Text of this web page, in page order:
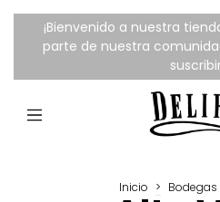
¡Bienvenido a nuestra
parte de nuestra
Inicio > Bodegas